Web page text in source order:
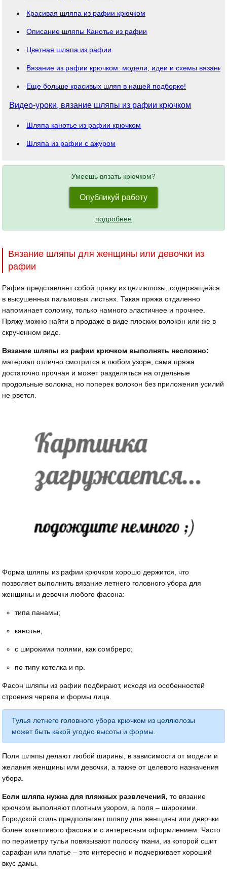
Красивая шляпа из рафии крючком
Описание шляпы Канотье из рафии
Цветная шляпа из рафии
Вязание из рафии крючком: модели, идеи и схемы вязания
Еще больше красивых шляп в нашей подборке!
Видео-уроки, вязание шляпы из рафии крючком
Шляпа канотье из рафии крючком
Шляпа из рафии с ажуром
Умеешь вязать крючком?
Опубликуй работу
подробнее
Вязание шляпы для женщины или девочки из
рафии
Рафия представляет собой пряжу из целлюлозы, содержащейся
в высушенных пальмовых листьях. Такая пряжа отдаленно
напоминает соломку, только намного эластичнее и прочнее.
Пряжу можно найти в продаже в виде плоских волокон или же в
скрученном виде.
Вязание шляпы из рафии крючком выполнять несложно:
материал отлично смотрится в любом узоре, сама пряжа
достаточно прочная и может разделяться на отдельные
продольные волокна, но поперек волокон без приложения усилий
не рвется.
Форма шляпы из рафии крючком хорошо держится, что
позволяет выполнить вязание летнего головного убора для
женщины и девочки любого фасона:
типа панамы;
канотье;
с широкими полями, как сомбреро;
по типу котелка и пр.
Фасон шляпы из рафии подбирают, исходя из особенностей
строения черепа и формы лица.
Тулья летнего головного убора крючком из целлюлозы
может быть какой угодно высоты и формы.
Поля шляпы делают любой ширины, в зависимости от модели и
желания женщины или девочки, а также от целевого назначения
убора.
Если шляпа нужна для пляжных развлечений, то вязание
крючком выполняют плотным узором, а поля – широкими.
Городской стиль предполагает шляпу для женщины или девочки
более кокетливого фасона и с интересным оформлением. Часто
по периметру тульи повязывают полоску ткани, из которой сшит
сарафан или платье – это интересно и подчеркивает хороший
вкус дамы.